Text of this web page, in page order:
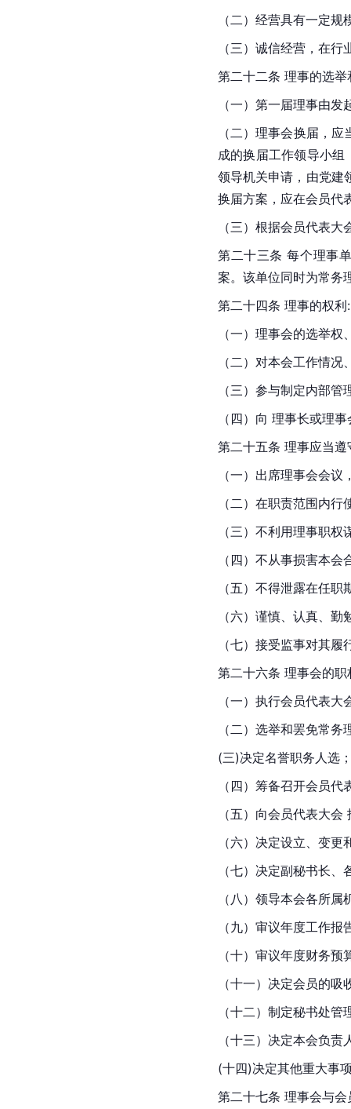
（二）经营具有一定
（三）诚信经营，在行
第二十二条 理事的选举
（一）第一届理事由
（二）理事会换届，
成的换届工作领导小
领导机关申请，由党建
换届方案，应在会员代
（三）根据会员代表
第二十三条 每个理事
案。该单位同时为常务
第二十四条 理事的权利:
（一）理事会的选举
（二）对本会工作情
（三）参与制定内部
（四）向 理事长或理
第二十五条 理事应当
（一）出席理事会会
（二）在职责范围内
（三）不利用理事职
（四）不从事损害本
（五）不得泄露在任
（六）谨慎、认真、
（七）接受监事对其
第二十六条 理事会的职
（一）执行会员代表大
（二）选举和罢免常务
(三)决定名誉职务人选
（四）筹备召开会员
（五）向会员代表大
（六）决定设立、变
（七）决定副秘书长
（八）领导本会各所属
（九）审议年度工作报
（十）审议年度财务预
（十一）决定会员的吸
（十二）制定秘书处管
（十三）决定本会负
(十四)决定其他重大事
第二十七条 理事会与